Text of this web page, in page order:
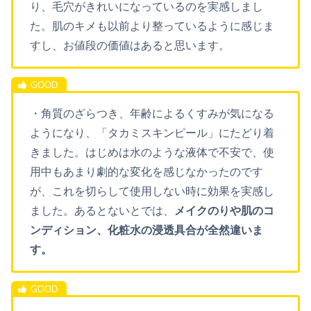
り、毛穴がきれいになっているのを実感しまし
た。肌のキメも以前より整っているように感じま
すし、お値段の価値はあると思います。
・角質のざらつき、年齢によるくすみが気になる
ようになり、「タカミスキンピール」にたどり着
きました。はじめは水のような液体で不安で、使
用中もあまり劇的な変化を感じなかったのです
が、これを切らして使用しない時に効果を実感し
ました。あるとないとでは、
メイクのりや肌のコ
ンディション、化粧水の浸透具合が全然違いま
す。